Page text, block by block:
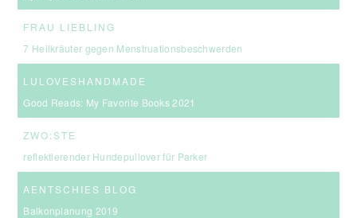
FRAU LIEBLING
7 Heilkräuter gegen Menstruationsbeschwerden
LULOVESHANDMADE
Good Reads: My Favorite Books 2021
ZWO:STE
reflektierender Hundepullover für Parker
AENTSCHIES BLOG
Balkonplanung 2019